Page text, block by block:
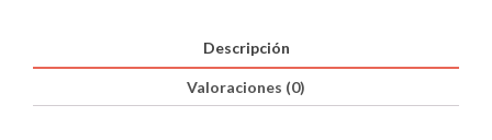
Descripción
Valoraciones (0)